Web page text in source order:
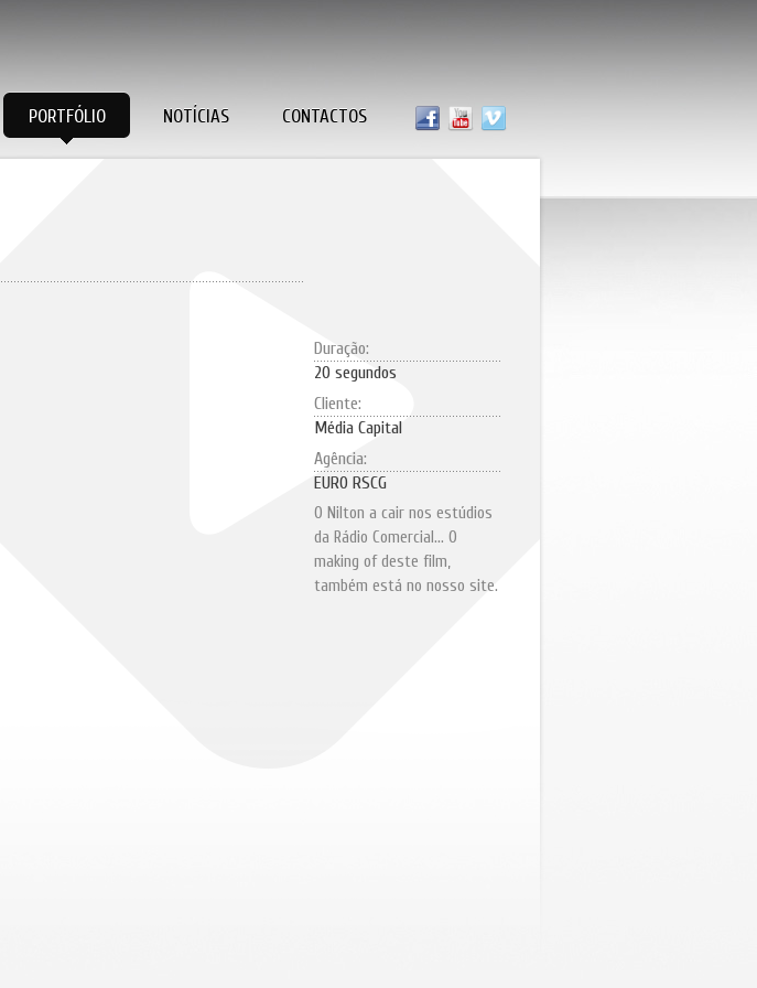
PORTFÓLIO NOTÍCIAS CONTACTOS
Duração:
20 segundos
Cliente:
Média Capital
Agência:
EURO RSCG
O Nilton a cair nos estúdios
da Rádio Comercial... O
making of deste film,
também está no nosso site.